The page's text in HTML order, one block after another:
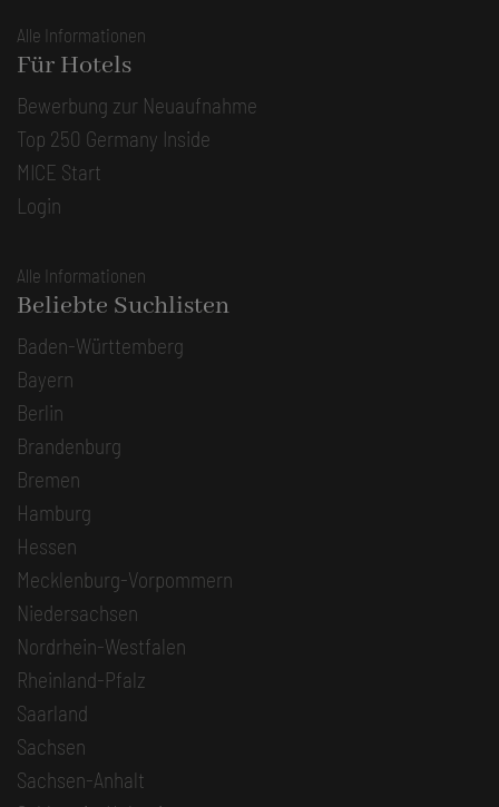
Alle Informationen
Für Hotels
Bewerbung zur Neuaufnahme
Top 250 Germany Inside
MICE Start
Login
Alle Informationen
Beliebte Suchlisten
Baden-Württemberg
Bayern
Berlin
Brandenburg
Bremen
Hamburg
Hessen
Mecklenburg-Vorpommern
Niedersachsen
Nordrhein-Westfalen
Rheinland-Pfalz
Saarland
Sachsen
Sachsen-Anhalt